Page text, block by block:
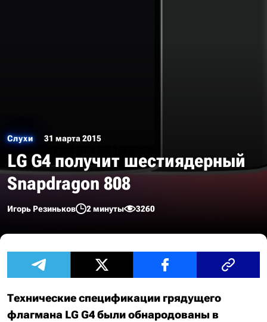
Слухи 31 марта 2015
LG G4 получит шестиядерный
Snapdragon 808
Игорь Резиньков 2 минуты 3260
Технические спецификации грядущего
флагмана LG G4 были обнародованы в